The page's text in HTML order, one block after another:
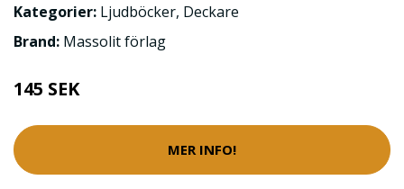
Kategorier: Ljudböcker, Deckare
Brand: Massolit förlag
145 SEK
MER INFO!